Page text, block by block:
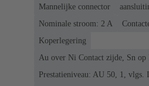
Mannelijke connector
Nominale stroom: ‌2 A
Koperlegering
Au over Ni Contact zijde, Sn op
Prestatieniveau: AU 50, 1, vlgs.